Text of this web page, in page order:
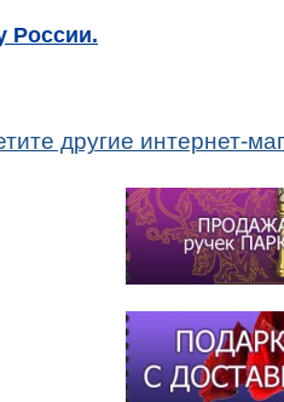
России.
другие интернет-